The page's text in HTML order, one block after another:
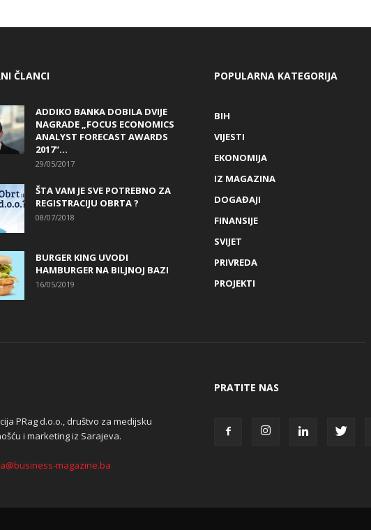
ČLANCI
ADDIKO BANKA DOBILA DVIJE
NAGRADE „FOCUS ECONOMICS
ANALYST FORECAST AWARDS
2017“...
29/05/2017
ŠTA VAM JE SVE POTREBNO ZA
REGISTRACIJU OBRTA ?
08/07/2018
BURGER KING UVODI
HAMBURGER NA BILJNOJ BAZI
16/05/2019
POPULARNA KATEGORIJA
BIH
VIJESTI
EKONOMIJA
IZ MAGAZINA
DOGAĐAJI
FINANSIJE
SVIJET
PRIVREDA
PROJEKTI
PRag d.o.o., društvo za medijsku
i marketing iz Sarajeva.
magazine.ba
PRATITE NAS